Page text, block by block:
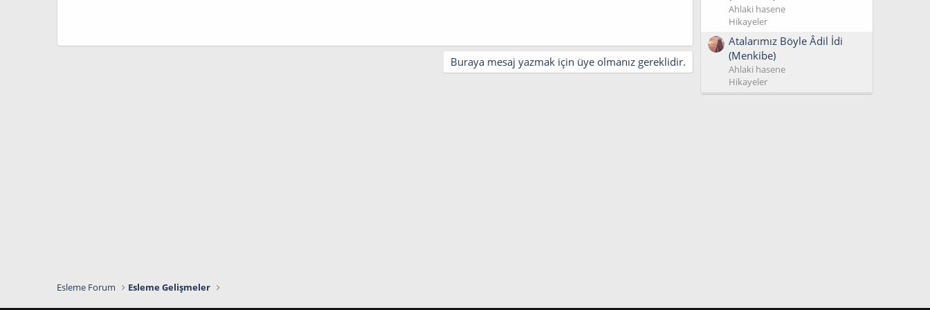
Buraya mesaj yazmak için üye olmanız gereklidir.
Ahlaki hasene
Hikayeler
Atalarımız Böyle Âdil İdi
(Menkibe)
Ahlaki hasene
Hikayeler
Esleme Forum Esleme Gelişmeler